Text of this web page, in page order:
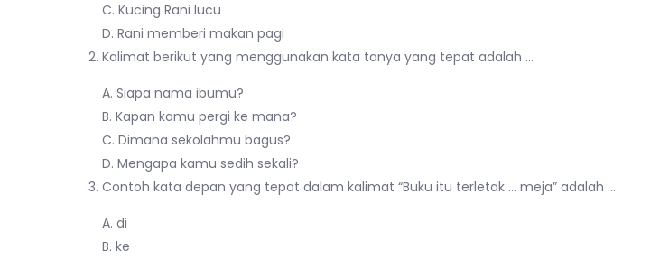
C. Kucing Rani lucu
D. Rani memberi makan pagi
Kalimat berikut yang menggunakan kata tanya yang tepat adalah …
A. Siapa nama ibumu?
B. Kapan kamu pergi ke mana?
C. Dimana sekolahmu bagus?
D. Mengapa kamu sedih sekali?
Contoh kata depan yang tepat dalam kalimat “Buku itu terletak … meja” adalah …
A. di
B. ke